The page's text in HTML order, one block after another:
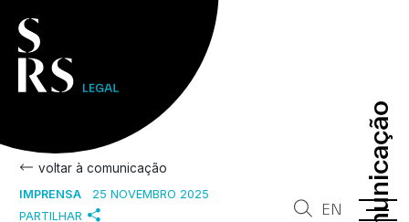
Comunicação
Comunicação
EN
voltar à comunicação
IMPRENSA
25 NOVEMBRO 2025
PARTILHAR